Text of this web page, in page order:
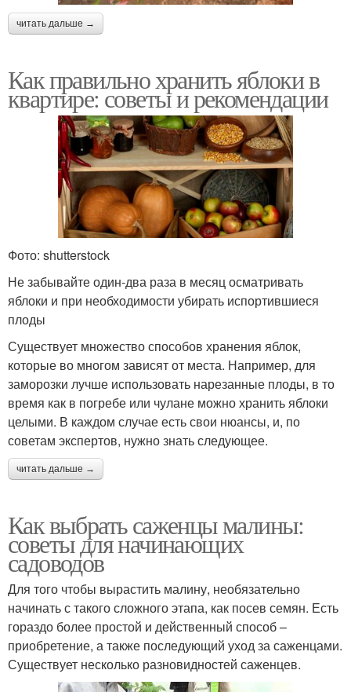
читать дальше →
Как правильно хранить яблоки в
квартире: советы и рекомендации
Фото: shutterstock
Не забывайте один-два раза в месяц осматривать
яблоки и при необходимости убирать испортившиеся
плоды
Существует множество способов хранения яблок,
которые во многом зависят от места. Например, для
заморозки лучше использовать нарезанные плоды, в то
время как в погребе или чулане можно хранить яблоки
целыми. В каждом случае есть свои нюансы, и, по
советам экспертов, нужно знать следующее.
читать дальше →
Как выбрать саженцы малины:
советы для начинающих
садоводов
Для того чтобы вырастить малину, необязательно
начинать с такого сложного этапа, как посев семян. Есть
гораздо более простой и действенный способ –
приобретение, а также последующий уход за саженцами.
Существует несколько разновидностей саженцев.